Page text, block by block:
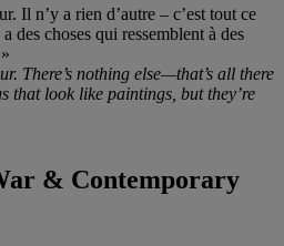
Il n’y a rien d’autre – c’est tout ce
des choses qui ressemblent à des
There’s nothing else—that’s all there
that look like paintings, but they’re
& Contemporary